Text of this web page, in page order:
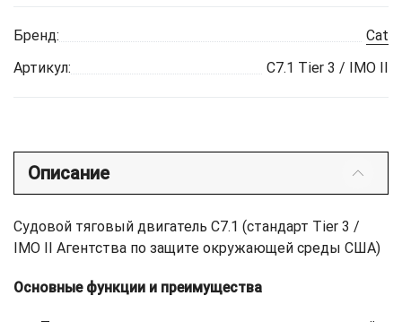
Бренд:
Cat
Артикул:
C7.1 Tier 3 / IMO II
Описание
Судовой тяговый двигатель C7.1 (стандарт Tier 3 /
IMO II Агентства по защите окружающей среды США)
Основные функции и преимущества